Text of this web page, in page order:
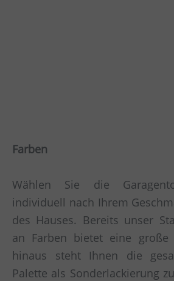
Farben
Wählen Sie die
individuell nach Ihrem
des Hauses. Bereits unser
an Farben bietet eine große
hinaus steht Ihnen die
Palette als Sonderlackierung